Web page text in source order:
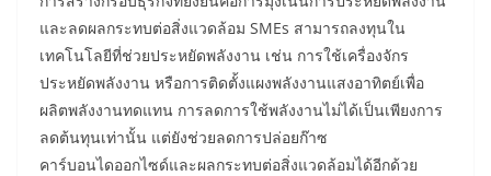
และลดผลกระทบต่อสิ่งแวดล้อม SMEs สามารถลงทุนใน
เทคโนโลยีที่ช่วยประหยัดพลังงาน เช่น การใช้เครื่องจักร
ประหยัดพลังงาน หรือการติดตั้งแผงพลังงานแสงอาทิตย์เพื่อ
ผลิตพลังงานทดแทน การลดการใช้พลังงานไม่ได้เป็นเพียงการ
ลดต้นทุนเท่านั้น แต่ยังช่วยลดการปล่อยก๊าซ
คาร์บอนไดออกไซด์และผลกระทบต่อสิ่งแวดล้อมได้อีกด้วย